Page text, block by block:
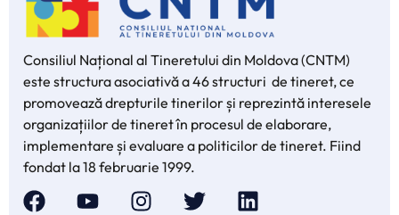
Consiliul Național al Tineretului din Moldova (CNTM)
este structura asociativă a 46 structuri de tineret, ce
promovează drepturile tinerilor și reprezintă interesele
organizațiilor de tineret în procesul de elaborare,
implementare și evaluare a politicilor de tineret. Fiind
fondat la 18 februarie 1999.